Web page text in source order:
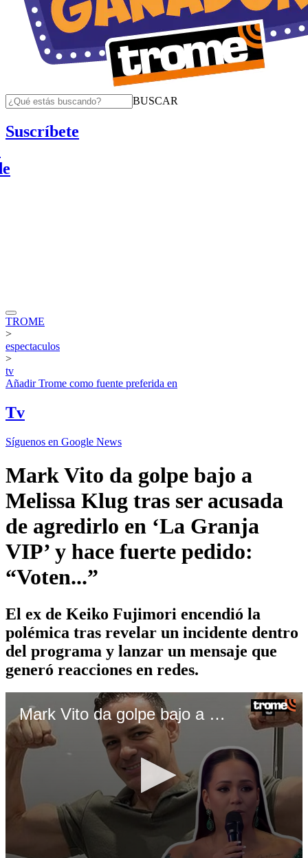
BUSCAR
Suscríbete
TROME
>
espectaculos
>
tv
AñadirTrome como fuente preferida en
Tv
Síguenos en Google News
Mark Vito da golpe bajo a
Melissa Klug tras ser acusada
de agredirlo en ‘La Granja
VIP’ y hace fuerte pedido:
“Voten...”
El ex de Keiko Fujimori encendió la
polémica tras revelar un incidente dentro
del programa y lanzar un mensaje que
generó reacciones en redes.
Mark Vito da golpe bajo a Melissa Klug tras ser acusada de agredirlo en ‘La Granja VIP’ y hace fuerte pedido: “Voten...”